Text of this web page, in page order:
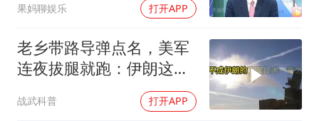
构建更高水平的全民健身公共服务体系
果妈聊娱乐 打开APP
老乡带路导弹点名，美军
连夜拔腿就跑：伊朗这波
操作把霸权底裤撕了个精
光
战武科普 打开APP